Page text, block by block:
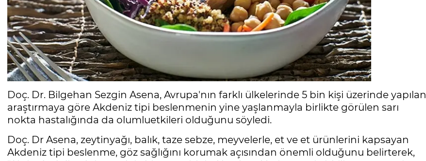
Doç. Dr. Bilgehan Sezgin Asena, Avrupa'nın farklı ülkelerinde 5 bin kişi üzerinde yapılan
araştırmaya göre Akdeniz tipi beslenmenin yine yaşlanmayla birlikte görülen sarı
nokta hastalığında da olumluetkileri olduğunu söyledi.
Doç. Dr Asena, zeytinyağı, balık, taze sebze, meyvelerle, et ve et ürünlerini kapsayan
Akdeniz tipi beslenme, göz sağlığını korumak açısından önemli olduğunu belirterek,